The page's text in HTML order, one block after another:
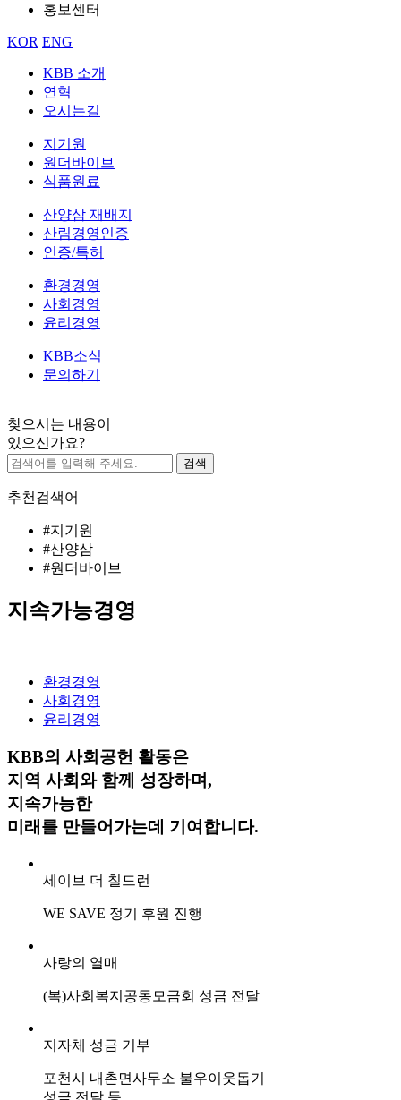
홍보센터
KOR ENG
KBB 소개
연혁
오시는길
지기원
원더바이브
식품원료
산양삼 재배지
산림경영인증
인증/특허
환경경영
사회경영
윤리경영
KBB소식
문의하기
찾으시는 내용이
있으신가요?
검색
추천검색어
#지기원
#산양삼
#원더바이브
지속가능경영
환경경영
사회경영
윤리경영
KBB의 사회공헌 활동은
지역 사회와 함께 성장하며,
지속가능한
미래를 만들어가는데 기여합니다.
세이브 더 칠드런
WE SAVE 정기 후원 진행
사랑의 열매
(복)사회복지공동모금회 성금 전달
지자체 성금 기부
포천시 내촌면사무소 불우이웃돕기
성금 전달 등